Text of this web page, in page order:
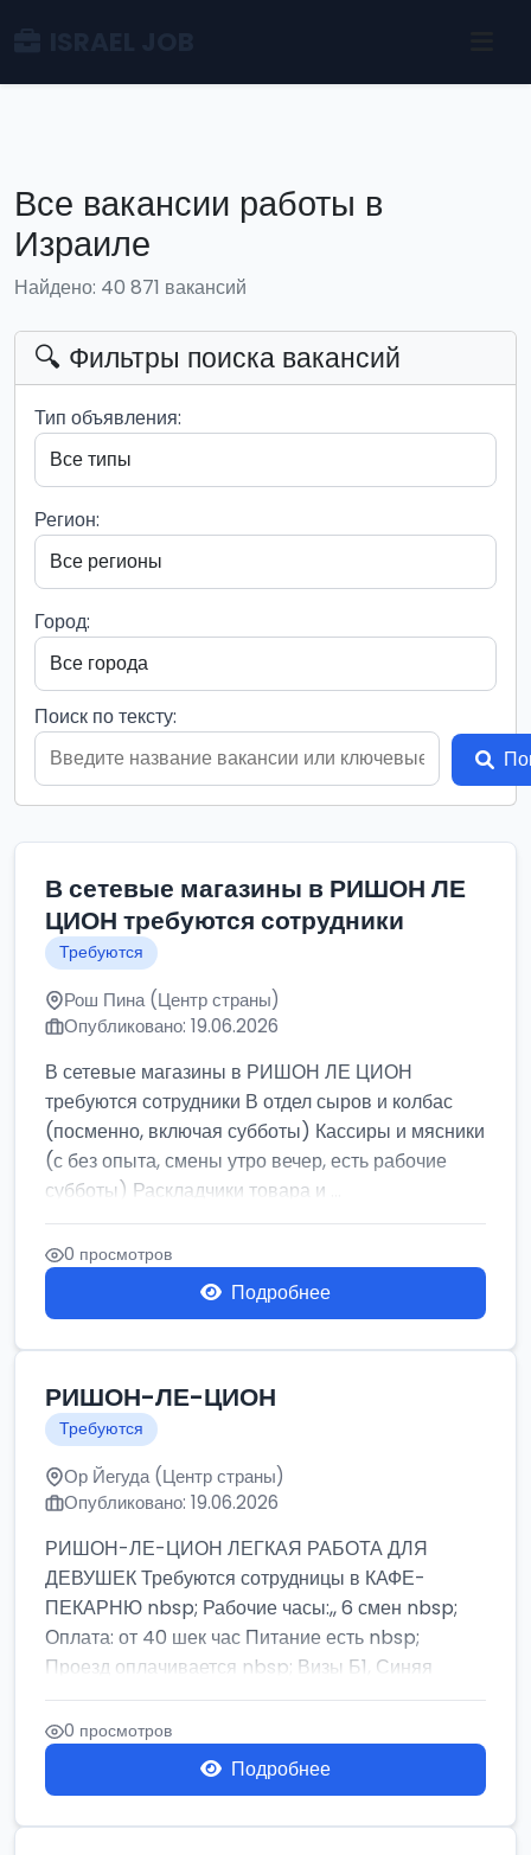
Все вакансии работы в
Израиле
Найдено: 40 871 вакансий
🔍 Фильтры поиска вакансий
Тип объявления:
Регион:
Город:
Поиск по тексту:
В сетевые магазины в РИШОН ЛЕ
ЦИОН требуются сотрудники
Требуются
Рош Пина (Центр страны)
Опубликовано: 19.06.2026
В сетевые магазины в РИШОН ЛЕ ЦИОН
требуются сотрудники В отдел сыров и колбас
(посменно, включая субботы) Кассиры и мясники
(с без опыта, смены утро вечер, есть рабочие
субботы) Раскладчики товара и ...
0 просмотров
Подробнее
РИШОН-ЛЕ-ЦИОН
Требуются
Ор Йегуда (Центр страны)
Опубликовано: 19.06.2026
РИШОН-ЛЕ-ЦИОН ЛЕГКАЯ РАБОТА ДЛЯ
ДЕВУШЕК Требуются сотрудницы в КАФЕ-
ПЕКАРНЮ nbsp; Рабочие часы:,, 6 смен nbsp;
Оплата: от 40 шек час Питание есть nbsp;
Проезд оплачивается nbsp; Визы Б1, Синяя
бумага,...
0 просмотров
Подробнее